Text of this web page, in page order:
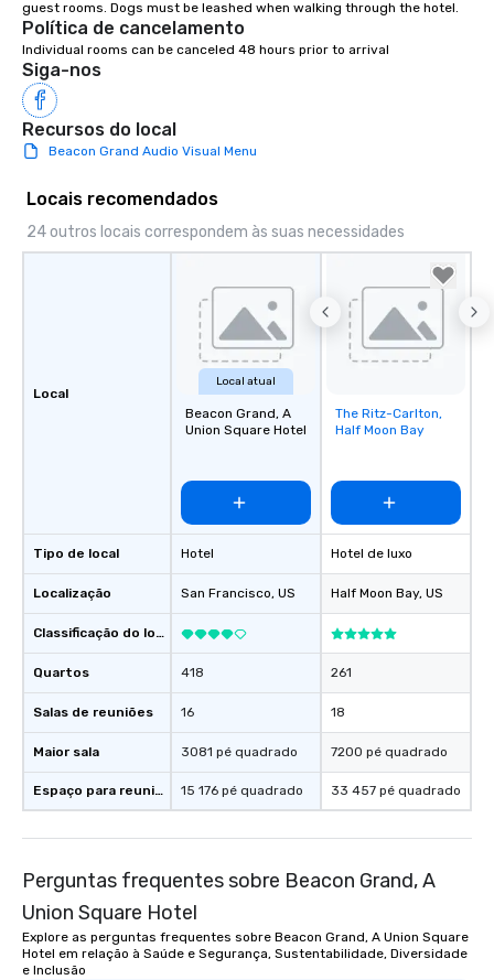
Política de cancelamento
Individual rooms can be canceled 48 hours prior to arrival
Siga-nos
Recursos do local
Beacon Grand Audio Visual Menu
Locais recomendados
24 outros locais correspondem às suas necessidades
Local
Tipo de local
Localização
Classificação do local
Quartos
Salas de reuniões
Maior sala
Espaço para reuniões
Local atual
Beacon Grand, A
Union Square Hotel
Hotel
San Francisco, US
418
16
3081 pé quadrado
15 176 pé quadrado
Removed from
favorites
The Ritz-Carlton,
Half Moon Bay
Hotel de luxo
Half Moon Bay, US
261
18
7200 pé quadrado
33 457 pé quadrado
Perguntas frequentes sobre Beacon Grand, A
Union Square Hotel
Explore as perguntas frequentes sobre Beacon Grand, A Union Square
Hotel em relação à Saúde e Segurança, Sustentabilidade, Diversidade
e Inclusão